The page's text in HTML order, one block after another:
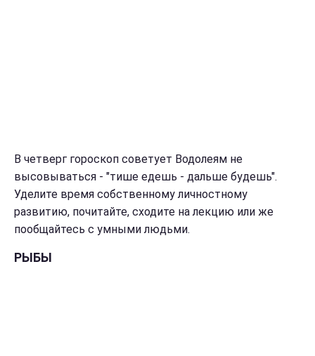
В четверг гороскоп советует Водолеям не
высовываться - "тише едешь - дальше будешь".
Уделите время собственному личностному
развитию, почитайте, сходите на лекцию или же
пообщайтесь с умными людьми.
РЫБЫ